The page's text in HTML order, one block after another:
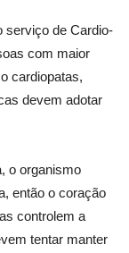
serviço de Cardio-
com maior
cardiopatas,
devem adotar
o organismo
então o coração
controlem a
tentar manter